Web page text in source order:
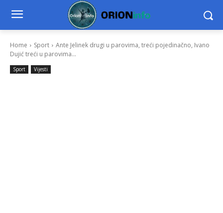
Home Sport
Ante Jelinek drugi u parovima, treći pojedinačno, Ivano
Dujić treći u parovima...
Sport Vijesti